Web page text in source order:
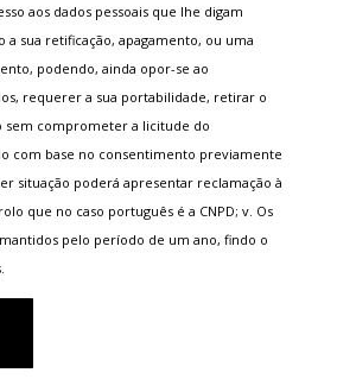
aos dados pessoais que lhe digam
a sua retificação, apagamento, ou uma
podendo, ainda opor-se ao
requerer a sua portabilidade, retirar o
sem comprometer a licitude do
com base no consentimento previamente
situação poderá apresentar reclamação à
que no caso português é a CNPD; v. Os
mantidos pelo período de um ano, findo o